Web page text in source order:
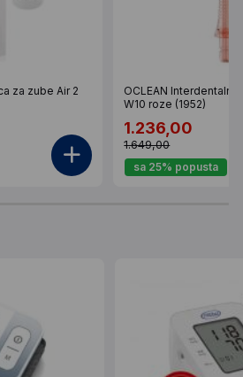
za zube Air 2
OCLEAN Interdentalni
W10 roze (1952)
1.236,00
1.649,00
sa 25% popusta